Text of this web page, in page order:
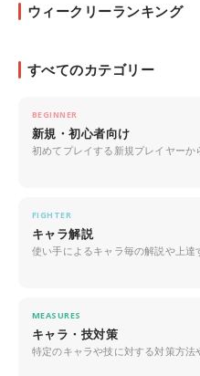
ウィークリーランキング
すべてのカテゴリー
BEGINNER
新規・初心者向け
初めてプレイする新規プレイヤー
FIGHTER
キャラ解説
使い手によるキャラ毎の解説や上
MEASURES
キャラ・技対策
特定のキャラや技に対する対策方法